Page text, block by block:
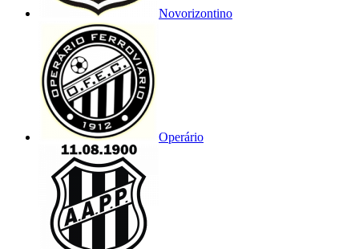
Novorizontino
Operário